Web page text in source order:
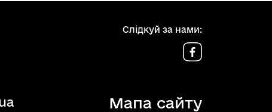
Слідкуй за нами:
Мапа сайту